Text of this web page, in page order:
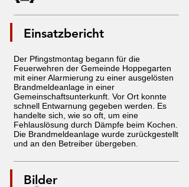
Einsatzbericht
Der Pfingstmontag begann für die
Feuerwehren der Gemeinde Hoppegarten
mit einer Alarmierung zu einer ausgelösten
Brandmeldeanlage in einer
Gemeinschaftsunterkunft. Vor Ort konnte
schnell Entwarnung gegeben werden. Es
handelte sich, wie so oft, um eine
Fehlauslösung durch Dämpfe beim Kochen.
Die Brandmeldeanlage wurde zurückgestellt
und an den Betreiber übergeben.
Bilder